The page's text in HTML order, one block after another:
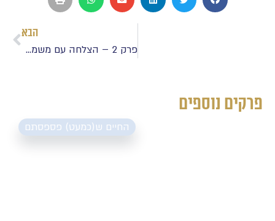
הבא
פרק 2 – הצלחה עם משמעות – שותפות
פרקים נוספים
החיים ש(כמעט) פספסתם